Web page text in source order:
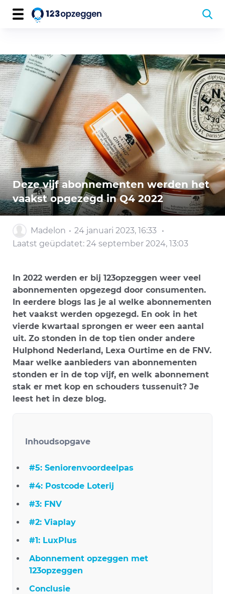
Deze vijf abonnementen werden het
vaakst opgezegd in Q4 2022
Madelon
24 januari 2023, 16:33
Laatst geüpdatet: 24 september 2024, 13:03
In 2022 werden er bij 123opzeggen weer veel
abonnementen opgezegd door consumenten.
In eerdere blogs las je al welke abonnementen
het vaakst werden opgezegd. En ook in het
vierde kwartaal sprongen er weer een aantal
uit. Zo stonden in de top tien onder andere
Hulphond Nederland, Lexa Ourtime en de FNV.
Maar welke aanbieders van abonnementen
stonden er in de top vijf, en welk abonnement
stak er met kop en schouders tussenuit? Je
leest het in deze blog.
Inhoudsopgave
#5: Seniorenvoordeelpas
#4: Postcode Loterij
#3: FNV
#2: Viaplay
#1: LuxPlus
Abonnement opzeggen met
123opzeggen
Conclusie